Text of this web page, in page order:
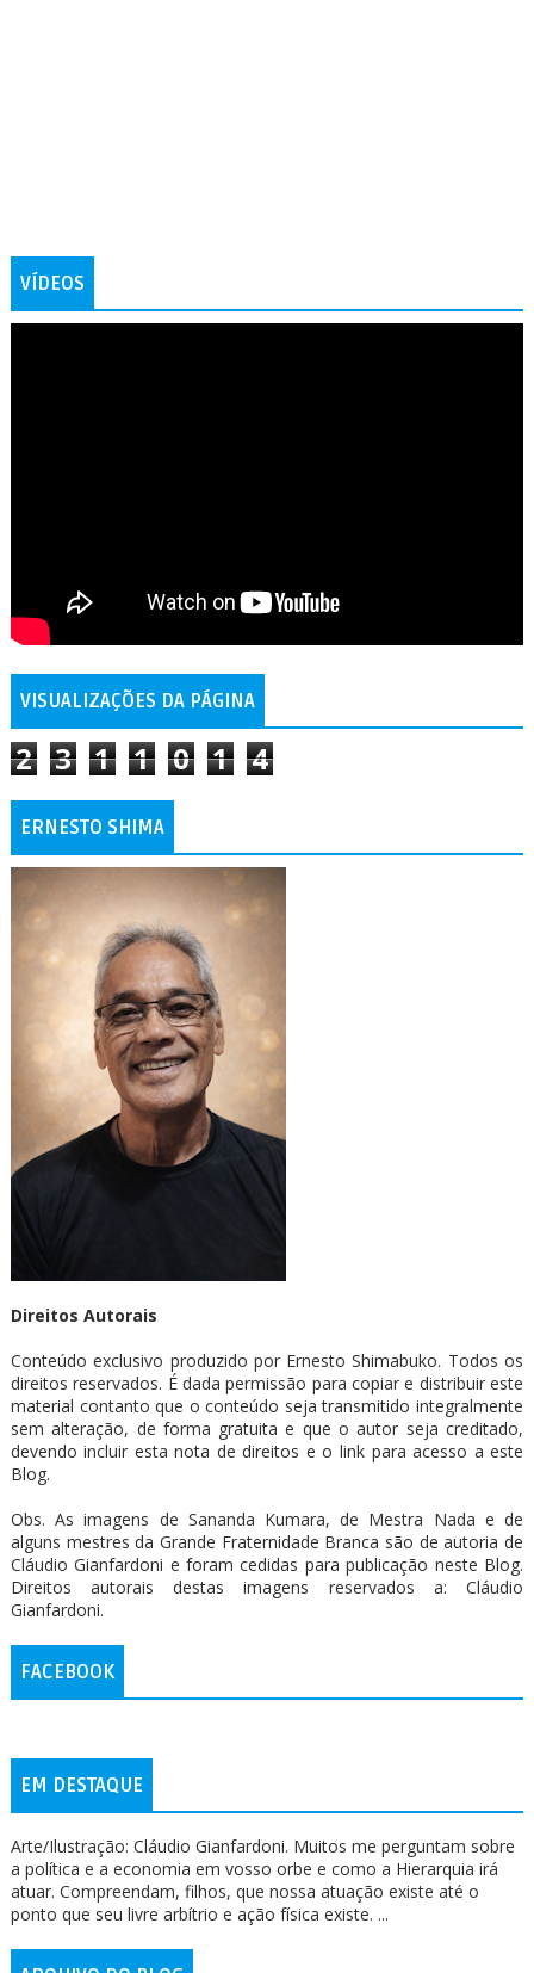
VÍDEOS
VISUALIZAÇÕES DA PÁGINA
2 3 1 1 0 1 4
ERNESTO SHIMA
Direitos Autorais
Conteúdo exclusivo produzido por Ernesto Shimabuko. Todos os
direitos reservados. É dada permissão para copiar e distribuir este
material contanto que o conteúdo seja transmitido integralmente
sem alteração, de forma gratuita e que o autor seja creditado,
devendo incluir esta nota de direitos e o link para acesso a este
Blog.
Obs. As imagens de Sananda Kumara, de Mestra Nada e de
alguns mestres da Grande Fraternidade Branca são de autoria de
Cláudio Gianfardoni e foram cedidas para publicação neste Blog.
Direitos autorais destas imagens reservados a: Cláudio
Gianfardoni.
FACEBOOK
EM DESTAQUE
Arte/Ilustração: Cláudio Gianfardoni. Muitos me perguntam sobre
a política e a economia em vosso orbe e como a Hierarquia irá
atuar. Compreendam, filhos, que nossa atuação existe até o
ponto que seu livre arbítrio e ação física existe. ...